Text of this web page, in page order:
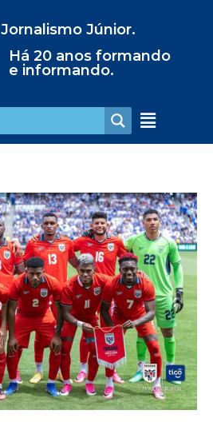
Jornalismo Júnior.
Há 20 anos formando
e informando.